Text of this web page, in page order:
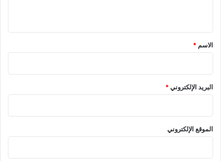
*
الاسم *
البريد الإلكتروني*
الموقع الإلكتروني